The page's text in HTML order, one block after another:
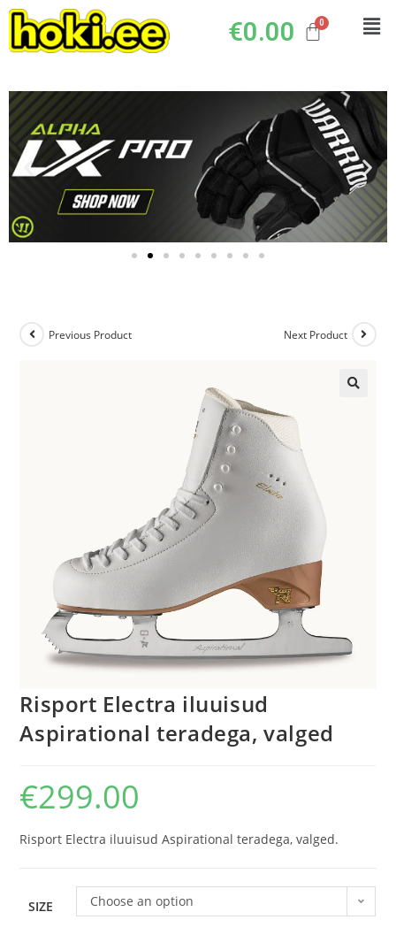
€0.00
Previous Product Next Product
Risport Electra iluuisud
Aspirational teradega, valged
€299.00
Risport Electra iluuisud Aspirational teradega, valged.
SIZE Choose an option